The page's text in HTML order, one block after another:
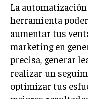
Soy
poesía y el ajedrez,
historia.
Aparece en
La
herramienta
aumentar tus
marketing en
precisa, generar
realizar un
optimizar tus